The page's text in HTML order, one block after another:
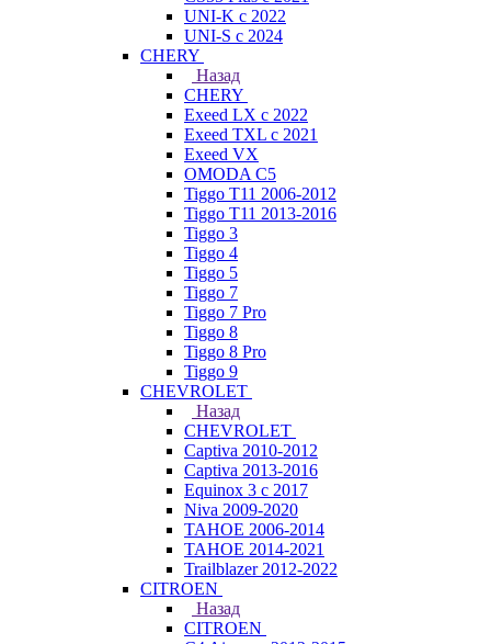
UNI-K с 2022
UNI-S с 2024
CHERY
Назад
CHERY
Exeed LX с 2022
Exeed TXL с 2021
Exeed VX
OMODA C5
Tiggo T11 2006-2012
Tiggo T11 2013-2016
Tiggo 3
Tiggo 4
Tiggo 5
Tiggo 7
Tiggo 7 Pro
Tiggo 8
Tiggo 8 Pro
Tiggo 9
CHEVROLET
Назад
CHEVROLET
Captiva 2010-2012
Captiva 2013-2016
Equinox 3 с 2017
Niva 2009-2020
TAHOE 2006-2014
TAHOE 2014-2021
Trailblazer 2012-2022
CITROEN
Назад
CITROEN